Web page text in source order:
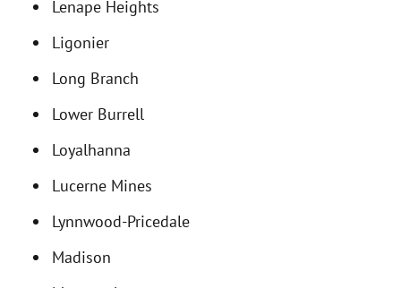
Lenape Heights
Ligonier
Long Branch
Lower Burrell
Loyalhanna
Lucerne Mines
Lynnwood-Pricedale
Madison